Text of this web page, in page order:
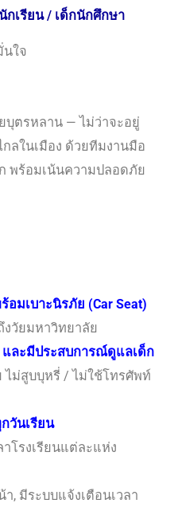
กเรียน / เด็กนักศึกษา
นใจ
บุตรหลาน — ไม่ว่าจะอยู่
กลในเมือง ด้วยทีมงานมือ
พร้อมเน้นความปลอดภัย
อมเบาะนิรภัย (Car Seat)
งวัยมหาวิทยาลัย
ละมีประสบการณ์ดูแลเด็ก
ไม่สูบบุหรี่ / ไม่ใช้โทรศัพท์
วันเรียน
าโรงเรียนแต่ละแห่ง
, มีระบบแจ้งเตือนเวลา